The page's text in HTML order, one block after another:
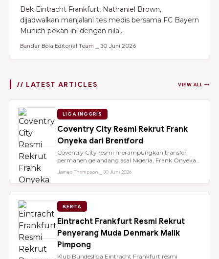
Bek Eintracht Frankfurt, Nathaniel Brown,
dijadwalkan menjalani tes medis bersama FC Bayern
Munich pekan ini dengan nila...
Bandar Bola Editorial Team ⎯ 30 Juni 2026
// LATEST ARTICLES VIEW ALL →
LIGA INGGRIS
Coventry City Resmi Rekrut Frank
Onyeka dari Brentford
Coventry City resmi merampungkan transfer
permanen gelandang asal Nigeria, Frank Onyeka,
James Thompson ⎯ 30 Juni 2026
BERITA
Eintracht Frankfurt Resmi Rekrut
Penyerang Muda Denmark Malik
Pimpong
Klub Bundesliga Eintracht Frankfurt resmi